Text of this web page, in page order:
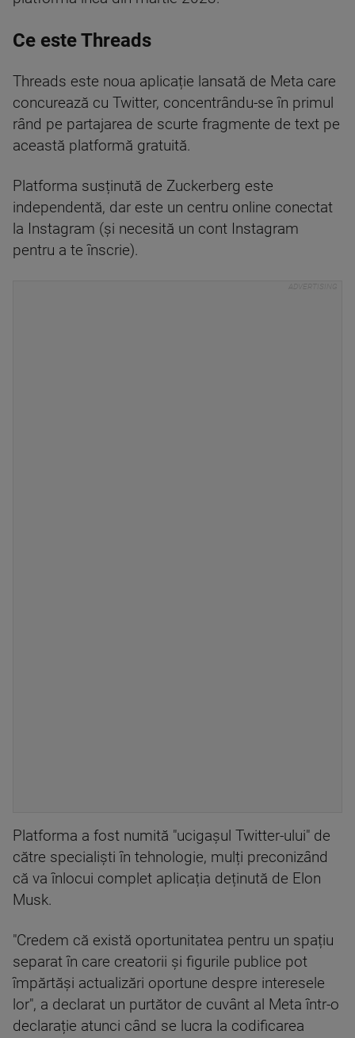
Ce este Threads
Threads este noua aplicație lansată de Meta care
concurează cu Twitter, concentrându-se în primul
rând pe partajarea de scurte fragmente de text pe
această platformă gratuită.
Platforma susținută de Zuckerberg este
independentă, dar este un centru online conectat
la Instagram (și necesită un cont Instagram
pentru a te înscrie).
Platforma a fost numită "ucigașul Twitter-ului" de
către specialiști în tehnologie, mulți preconizând
că va înlocui complet aplicația deținută de Elon
Musk.
"Credem că există oportunitatea pentru un spațiu
separat în care creatorii și figurile publice pot
împărtăși actualizări oportune despre interesele
lor", a declarat un purtător de cuvânt al Meta într-o
declarație atunci când se lucra la codificarea